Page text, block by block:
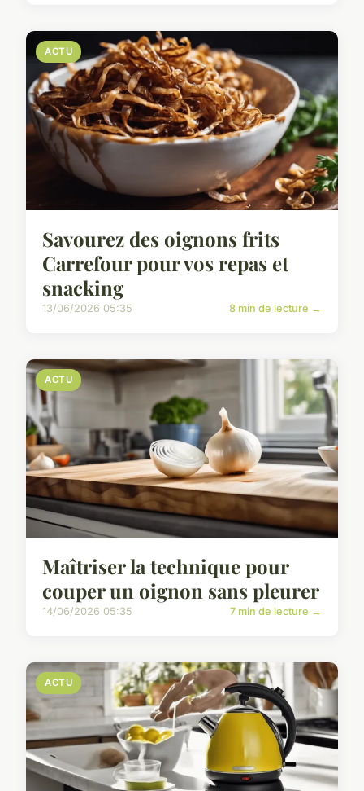
ACTU
Savourez des oignons frits
Carrefour pour vos repas et
snacking
13/06/2026 05:35 8 min de lecture →
ACTU
Maîtriser la technique pour
couper un oignon sans pleurer
14/06/2026 05:35 7 min de lecture →
ACTU